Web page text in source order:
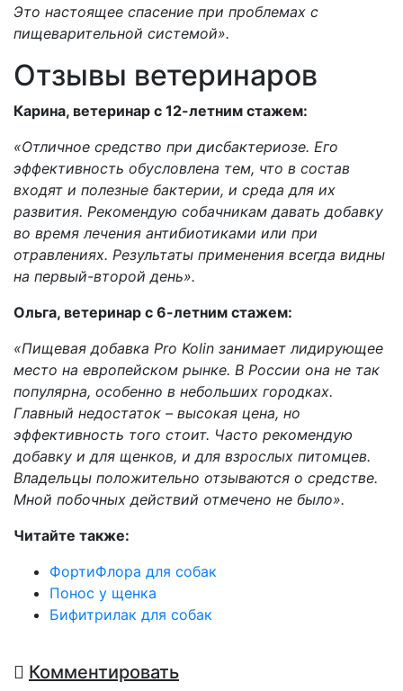
Это настоящее спасение при проблемах с
пищеварительной системой».
Отзывы ветеринаров
Карина, ветеринар с 12-летним стажем:
«Отличное средство при дисбактериозе. Его
эффективность обусловлена тем, что в состав
входят и полезные бактерии, и среда для их
развития. Рекомендую собачникам давать добавку
во время лечения антибиотиками или при
отравлениях. Результаты применения всегда видны
на первый-второй день».
Ольга, ветеринар с 6-летним стажем:
«Пищевая добавка Pro Kolin занимает лидирующее
место на европейском рынке. В России она не так
популярна, особенно в небольших городках.
Главный недостаток – высокая цена, но
эффективность того стоит. Часто рекомендую
добавку и для щенков, и для взрослых питомцев.
Владельцы положительно отзываются о средстве.
Мной побочных действий отмечено не было».
Читайте также:
ФортиФлора для собак
Понос у щенка
Бифитрилак для собак
Комментировать